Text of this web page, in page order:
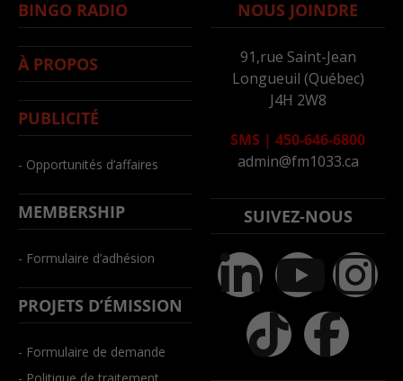
BINGO RADIO
À PROPOS
PUBLICITÉ
- Opportunités d’affaires
MEMBERSHIP
- Formulaire d’adhésion
PROJETS D’ÉMISSION
- Formulaire de demande
- Politique de traitement
NOUS JOINDRE
91,rue Saint-Jean
Longueuil (Québec)
J4H 2W8
SMS | 450-646-6800
admin@fm1033.ca
SUIVEZ-NOUS